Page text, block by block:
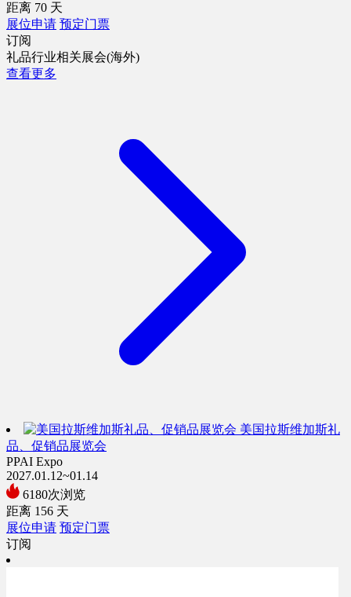
距离 70 天
展位申请 预定门票
订阅
礼品行业相关展会(海外)
查看更多
美国拉斯维加斯礼
品、促销品展览会
PPAI Expo
2027.01.12~01.14
6180次浏览
距离 156 天
展位申请 预定门票
订阅